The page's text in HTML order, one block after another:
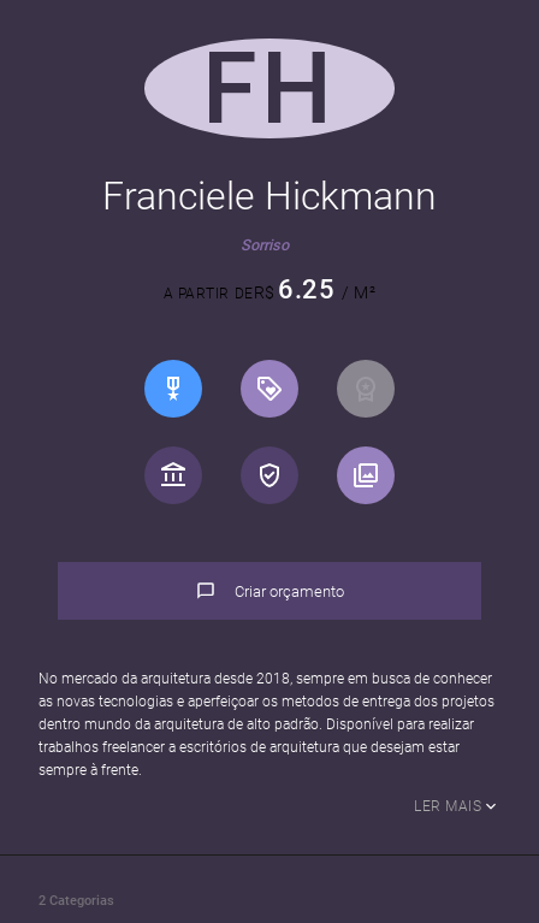
FH
Franciele Hickmann
Sorriso
A PARTIR DER$ 6.25 / M²
Criar orçamento
No mercado da arquitetura desde 2018, sempre em busca de conhecer
as novas tecnologias e aperfeiçoar os metodos de entrega dos projetos
dentro mundo da arquitetura de alto padrão. Disponível para realizar
trabalhos freelancer a escritórios de arquitetura que desejam estar
sempre à frente.
LER MAIS
2 Categorias